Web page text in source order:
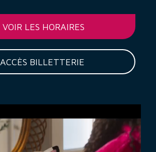
VOIR LES HORAIRES
ACCÈS BILLETTERIE